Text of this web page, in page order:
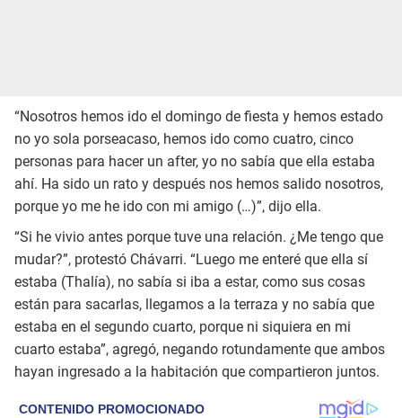
“Nosotros hemos ido el domingo de fiesta y hemos estado
no yo sola porseacaso, hemos ido como cuatro, cinco
personas para hacer un after, yo no sabía que ella estaba
ahí. Ha sido un rato y después nos hemos salido nosotros,
porque yo me he ido con mi amigo (…)”, dijo ella.
“Si he vivio antes porque tuve una relación. ¿Me tengo que
mudar?”, protestó Chávarri. “Luego me enteré que ella sí
estaba (Thalía), no sabía si iba a estar, como sus cosas
están para sacarlas, llegamos a la terraza y no sabía que
estaba en el segundo cuarto, porque ni siquiera en mi
cuarto estaba”, agregó, negando rotundamente que ambos
hayan ingresado a la habitación que compartieron juntos.